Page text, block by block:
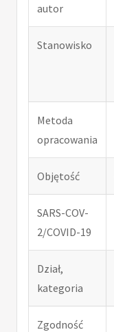
autor
Stanowisko
Metoda
opracowania
Objętość
SARS-COV-
2/COVID-19
Dział,
kategoria
Zgodność